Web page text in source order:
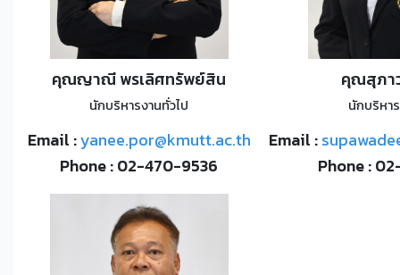
คุณญาณี พรเลิศทรัพย์สิน
นักบริหารงานทั่วไป
Email :yanee.por@kmutt.ac.th
Phone : 02-470-9536
คุณสุภา
นักบริหา
Email :
Phone :